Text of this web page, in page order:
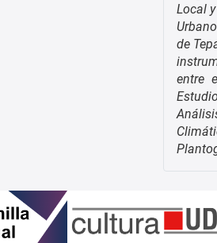
Local
de
entre